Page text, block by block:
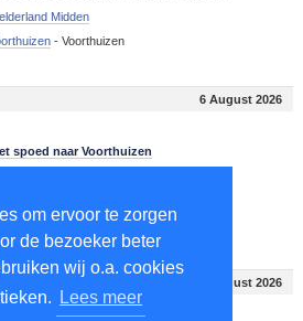
om ervoor te zorgen
de bezoeker beter
wij o.a. cookies
Lees meer
Midden
- Voorthuizen
6 August 2026
spoed naar Voorthuizen
-Voorthuizen
5 August 2026